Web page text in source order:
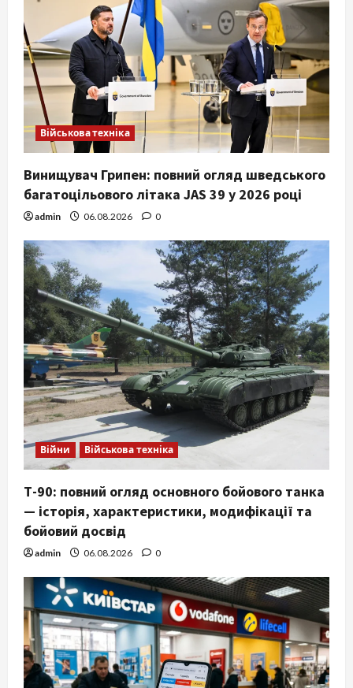
Військова техніка
Винищувач Грипен: повний огляд шведського
багатоцільового літака JAS 39 у 2026 році
admin 06.08.2026 0
Війни Військова техніка
Т-90: повний огляд основного бойового танка
— історія, характеристики, модифікації та
бойовий досвід
admin 06.08.2026 0